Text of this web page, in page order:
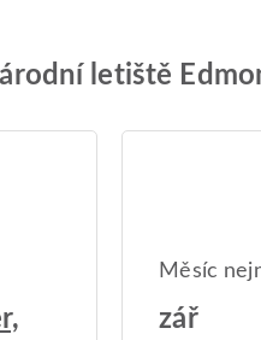
letiště
Měsíc
zář